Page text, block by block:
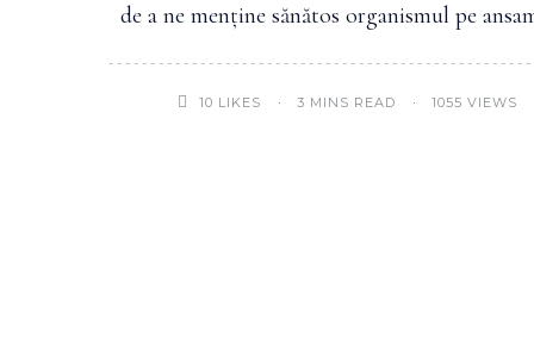
de a ne menține sănătos organismul pe
10 LIKES 3 MINS READ 1055 VIEWS